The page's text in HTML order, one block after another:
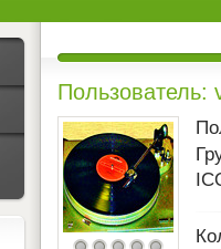
Пользователь: